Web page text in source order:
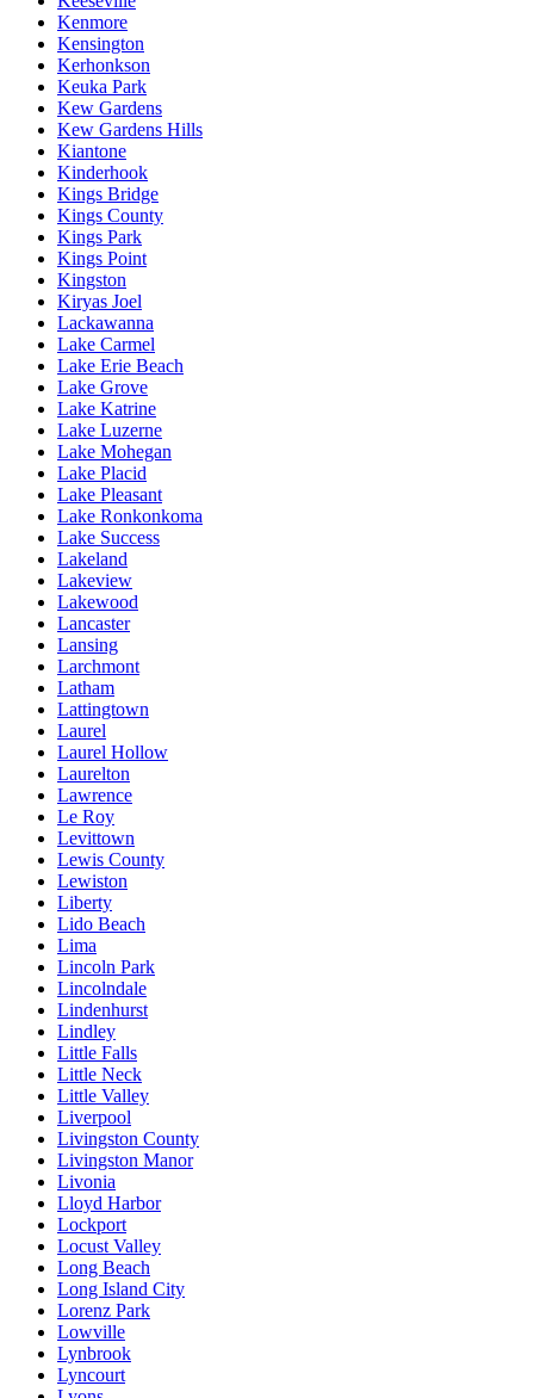
Kenmore
Kensington
Kerhonkson
Keuka Park
Kew Gardens
Kew Gardens Hills
Kiantone
Kinderhook
Kings Bridge
Kings County
Kings Park
Kings Point
Kingston
Kiryas Joel
Lackawanna
Lake Carmel
Lake Erie Beach
Lake Grove
Lake Katrine
Lake Luzerne
Lake Mohegan
Lake Placid
Lake Pleasant
Lake Ronkonkoma
Lake Success
Lakeland
Lakeview
Lakewood
Lancaster
Lansing
Larchmont
Latham
Lattingtown
Laurel
Laurel Hollow
Laurelton
Lawrence
Le Roy
Levittown
Lewis County
Lewiston
Liberty
Lido Beach
Lima
Lincoln Park
Lincolndale
Lindenhurst
Lindley
Little Falls
Little Neck
Little Valley
Liverpool
Livingston County
Livingston Manor
Livonia
Lloyd Harbor
Lockport
Locust Valley
Long Beach
Long Island City
Lorenz Park
Lowville
Lynbrook
Lyncourt